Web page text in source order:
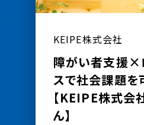
KEIPE株式会社
障がい者支援×
スで社会課題を
【KEIPE株式会
ん】